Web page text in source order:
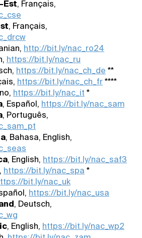
Est, Français,
, Français,
http://bit.ly/nac_ro24
https://bit.ly/nac_ru
https://bit.ly/nac_ch_de **
https://bit.ly/nac_ch_fr ****
https://bit.ly/nac_it *
, Español, https://bit.ly/nac_sam
, Português,
, Bahasa, English,
, English, https://bit.ly/nac_saf3
https://bit.ly/nac_spa *
bit.ly/nac_uk
https://bit.ly/nac_usa
, Deutsch,
, English, https://bit.ly/nac_wp2